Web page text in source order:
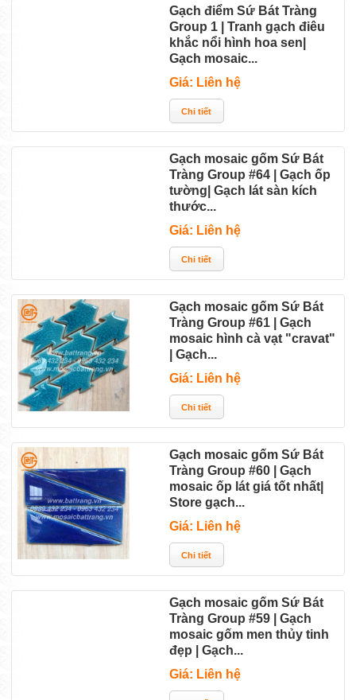
Gạch điểm Sứ Bát Tràng
Group 1 | Tranh gạch điêu
khắc nổi hình hoa sen|
Gạch mosaic...
Giá: Liên hệ
Gạch mosaic gốm Sứ Bát
Tràng Group #64 | Gạch ốp
tường| Gạch lát sàn kích
thước...
Giá: Liên hệ
Gạch mosaic gốm Sứ Bát
Tràng Group #61 | Gạch
mosaic hình cà vạt "cravat"
| Gạch...
Giá: Liên hệ
Gạch mosaic gốm Sứ Bát
Tràng Group #60 | Gạch
mosaic ốp lát giá tốt nhất|
Store gạch...
Giá: Liên hệ
Gạch mosaic gốm Sứ Bát
Tràng Group #59 | Gạch
mosaic gốm men thủy tinh
đẹp | Gạch...
Giá: Liên hệ